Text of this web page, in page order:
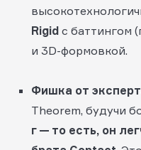
Rigid с баттингом
и 3D-формовкой.
Фишка от
Theorem, будучи
г — то есть, он